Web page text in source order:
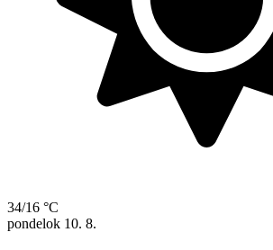
34/16 °C
pondelok 10. 8.